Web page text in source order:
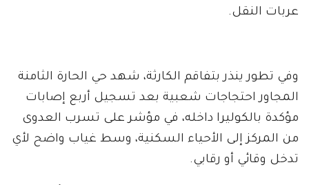
عربات النقل.
وفي تطور ينذر بتفاقم الكارثة، شهد حي الحارة الثامنة
المجاور احتجاجات شعبية بعد تسجيل أربع إصابات
مؤكدة بالكوليرا داخله، في مؤشر على تسرب العدوى
من المركز إلى الأحياء السكنية، وسط غياب واضح لأي
تدخل وقائي أو رقابي.